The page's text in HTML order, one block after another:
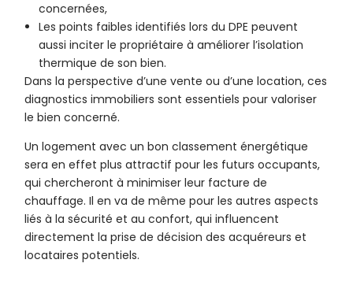
concernées,
Les points faibles identifiés lors du DPE peuvent
aussi inciter le propriétaire à améliorer l’isolation
thermique de son bien.
Dans la perspective d’une vente ou d’une location, ces
diagnostics immobiliers sont essentiels pour valoriser
le bien concerné.
Un logement avec un bon classement énergétique
sera en effet plus attractif pour les futurs occupants,
qui chercheront à minimiser leur facture de
chauffage. Il en va de même pour les autres aspects
liés à la sécurité et au confort, qui influencent
directement la prise de décision des acquéreurs et
locataires potentiels.